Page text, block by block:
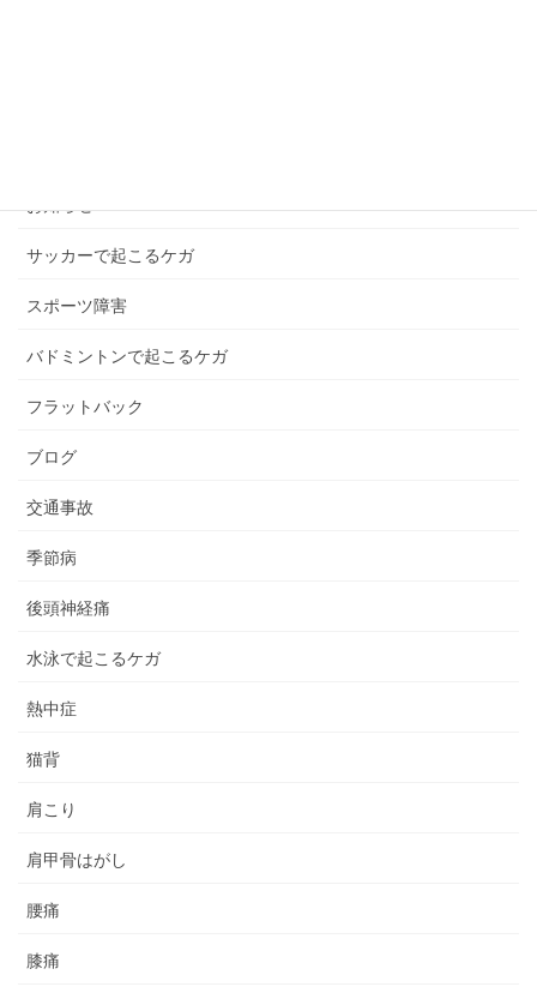
お知らせ
サッカーで起こるケガ
スポーツ障害
バドミントンで起こるケガ
フラットバック
ブログ
交通事故
季節病
後頭神経痛
水泳で起こるケガ
熱中症
猫背
肩こり
肩甲骨はがし
腰痛
膝痛